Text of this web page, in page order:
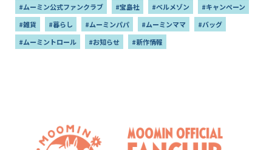
#ムーミン公式ファンクラブ
#宝島社 #ベルメゾン
#キャンペーン
#雑貨
#暮らし #ムーミンパパ #ムーミンママ
#バッグ
#ムーミントロール
#お知らせ #新作情報